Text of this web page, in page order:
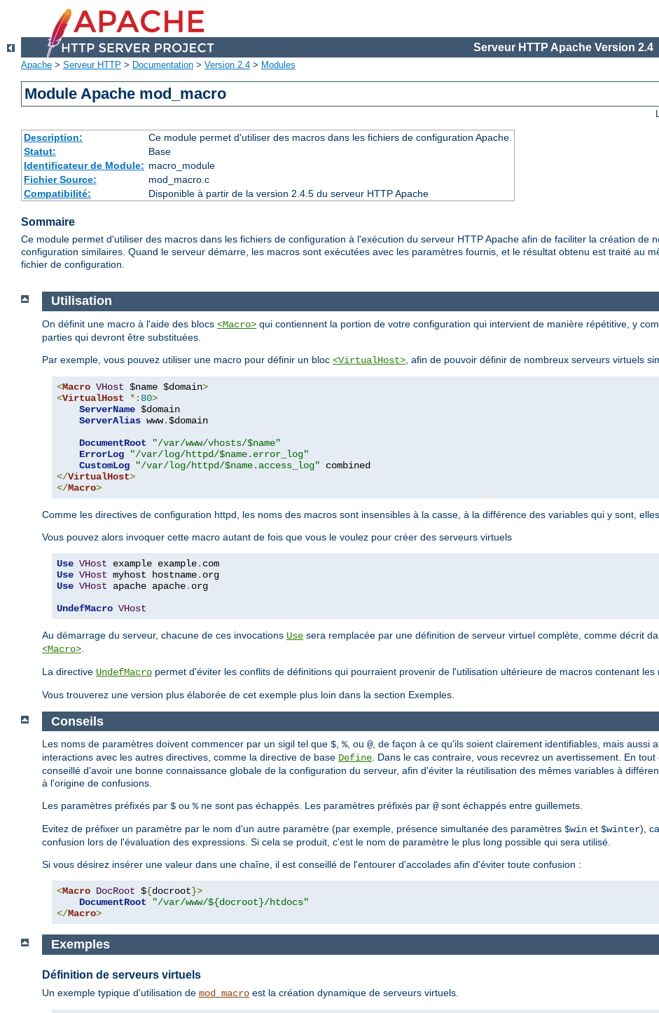
Serveur HTTP Apache Version 2.4
Apache > Serveur HTTP > Documentation > Version 2.4 > Modules
Module Apache mod_macro
Description:
Ce module permet d'utiliser des macros dans les fichiers de configuration Apache.
Statut:
Base
Identificateur de Module: macro_module
Fichier Source:
mod_macro.c
Compatibilité:
Disponible à partir de la version 2.4.5 du serveur HTTP Apache
Sommaire
Ce module permet d'utiliser des macros dans les fichiers de configuration à l'exécution du serveur HTTP Apache afin de faciliter la création de
configuration similaires. Quand le serveur démarre, les macros sont exécutées avec les paramètres fournis, et le résultat obtenu est traité au
fichier de configuration.
Utilisation
On définit une macro à l'aide des blocs <Macro> qui contiennent la portion de votre configuration qui intervient de manière répétitive, y
parties qui devront être substituées.
Par exemple, vous pouvez utiliser une macro pour définir un bloc <VirtualHost> , afin de pouvoir définir de nombreux serveurs virtuels
<Macro VHost $name $domain>
<VirtualHost *: 80>
ServerName $domain
ServerAlias www.$domain
DocumentRoot
"/var/www/vhosts/$name"
ErrorLog
"/var/log/httpd/$name.error_log"
CustomLog
"/var/log/httpd/$name.access_log"
</VirtualHost>
</Macro>
Comme les directives de configuration httpd, les noms des macros sont insensibles à la casse, à la différence des variables qui y sont,
Vous pouvez alors invoquer cette macro autant de fois que vous le voulez pour créer des serveurs virtuels
Use VHost example example.
Use VHost myhost hostname.
Use VHost apache apache. org
UndefMacro VHost
Au démarrage du serveur, chacune de ces invocations Use sera remplacée par une définition de serveur virtuel complète, comme décrit
<Macro>
La directive UndefMacro permet d'éviter les conflits de définitions qui pourraient provenir de l'utilisation ultérieure de macros contenant les
Vous trouverez une version plus élaborée de cet exemple plus loin dans la section Exemples.
Conseils
Les noms de paramètres doivent commencer par un sigil tel que $, %, ou @, de façon à ce qu'ils soient clairement identifiables, mais aussi
interactions avec les autres directives, comme la directive de base Define. Dans le cas contraire, vous recevrez un avertissement. En
conseillé d'avoir une bonne connaissance globale de la configuration du serveur, afin d'éviter la réutilisation des mêmes variables à
à l'origine de confusions.
Les paramètres préfixés par $ ou %ne sont pas échappés. Les paramètres préfixés par @sont échappés entre guillemets.
Evitez de préfixer un paramètre par le nom d'un autre paramètre (par exemple, présence simultanée des paramètres $win et $winter),
confusion lors de l'évaluation des expressions. Si cela se produit, c'est le nom de paramètre le plus long possible qui sera utilisé.
Si vous désirez insérer une valeur dans une chaîne, il est conseillé de l'entourer d'accolades afin d'éviter toute confusion :
<Macro DocRoot ${docroot}>
DocumentRoot
"/var/www/${docroot}/htdocs"
</Macro>
Exemples
Définition de serveurs virtuels
Un exemple typique d'utilisation de mod_macro est la création dynamique de serveurs virtuels.